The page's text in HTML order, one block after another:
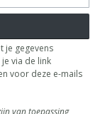
je gegevens
je via de link
voor deze e-mails
van toepassing